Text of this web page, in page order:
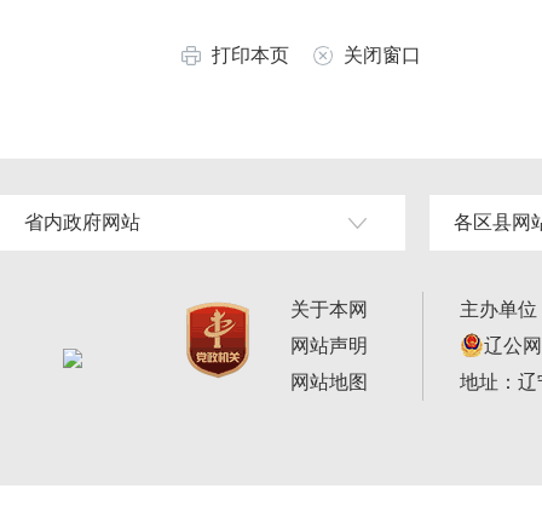
打印本页 关闭窗口
省内政府网站 各区县网
关于本网
网站声明
网站地图
主办单
辽公
地址：辽